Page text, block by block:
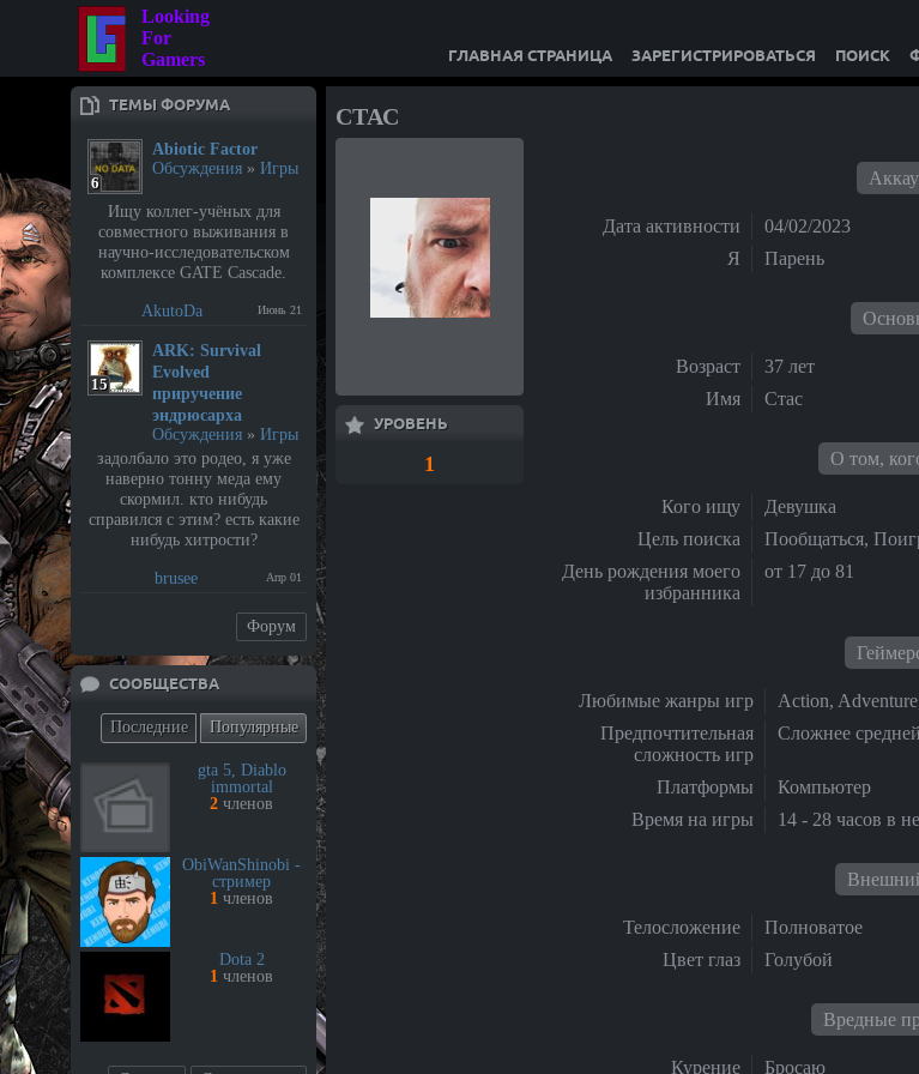
Looking
For
Gamers
ГЛАВНАЯ СТРАНИЦА ЗАРЕГИСТРИРОВАТЬСЯ ПОИСК
ТЕМЫ ФОРУМА
6
Abiotic Factor
Обсуждения » Игры
Ищу коллег-учёных для
совместного выживания в
научно-исследовательском
комплексе GATE Cascade.
AkutoDa Июнь 21
15
⁣ARK: Survival
Evolved
приручение
эндрюсарха
Обсуждения » Игры
задолбало это родео, я уже
наверно тонну меда ему
скормил. кто нибудь
справился с этим? есть какие
нибудь хитрости?
brusee Апр 01
Форум
СООБЩЕСТВА
Последние Популярные
gta 5, Diablo
immortal
2 членов
ObiWanShinobi -
стример
1 членов
Dota 2
1 членов
СТАС
УРОВЕНЬ
1
Дата активности
04/02/2023
Я
Парень
Возраст
37 лет
Имя
Стас
О том,
Кого ищу
Девушка
Цель поиска
Пообщаться,
День рождения моего
избранника
от 17 до 81
Любимые жанры игр
Action,
Предпочтительная
сложность игр
Сложнее средней
Платформы
Компьютер
Время на игры
14 - 28 часов в
Телосложение
Полноватое
Цвет глаз
Голубой
Вредные
Курение Бросаю